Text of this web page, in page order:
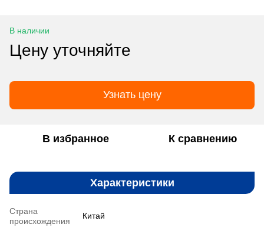
В наличии
Цену уточняйте
Узнать цену
В избранное К сравнению
Характеристики
Страна
происхождения
Китай